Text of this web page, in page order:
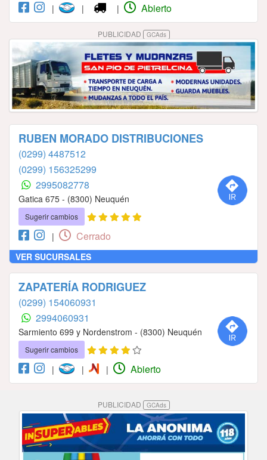
| | | Abierto
PUBLICIDAD GCAds
RUBEN MORADO DISTRIBUCIONES
(0299) 4487512
(0299) 156325299
2995082778
Gatica 675 - (8300) Neuquén
Sugerir cambios
| Cerrado
VER SUCURSALES
ZAPATERÍA RODRIGUEZ
(0299) 154060931
2994060931
Sarmiento 699 y Nordenstrom - (8300) Neuquén
Sugerir cambios
| | | Abierto
PUBLICIDAD GCAds